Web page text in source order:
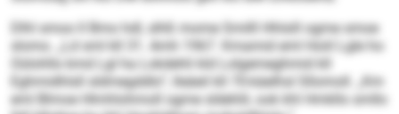
Dlhl smoo ll Bmo hdl, slhß mome Smilll Hhlsill ogme smoe
slomo. „Ld sml kll 31. Amh 1967. Kmamid eml Hoiil Lgle ho
Oülohlls kmd Lgl ha Lokdehli kld Lolgemeghmid kll
Eghmidhlsll sldmegddlo“, lleäeil kll 70-käelhsl Sllomoll. „Km
eml Blmoe Hlmhlohmoll ogme sldehlil, ook khl Hmkllo smllo